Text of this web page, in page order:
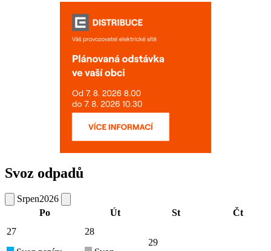
Svoz odpadů
Srpen2026
Po
Út St
Čt
27
28
29